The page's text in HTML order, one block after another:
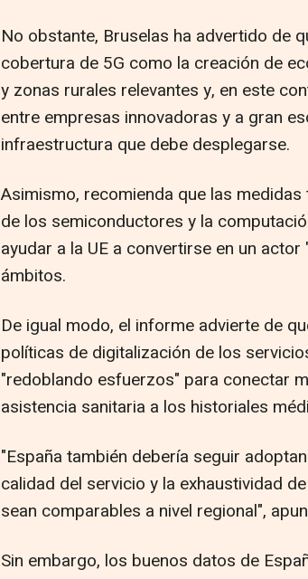
No obstante, Bruselas ha advertido de
cobertura de 5G como la creación de
y zonas rurales relevantes y, en este
entre empresas innovadoras y a gran
infraestructura que debe desplegarse.
Asimismo, recomienda que las
de los semiconductores y la
ayudar a la UE a convertirse en un
ámbitos.
De igual modo, el informe advierte de
políticas de digitalización de los
"redoblando esfuerzos" para conectar
asistencia sanitaria a los historiales
"España también debería seguir
calidad del servicio y la exhaustividad
sean comparables a nivel regional",
Sin embargo, los buenos datos de